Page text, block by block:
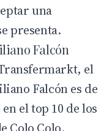
una
presenta.
Falcón
el
Falcón es de
el top 10 de los